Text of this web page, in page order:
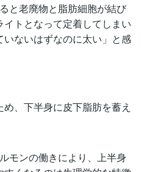
と老廃物と脂肪細胞が結び
トとなって定着してしまい
ないはずなのに太い」と感
、下半身に皮下脂肪を蓄え
モンの働きにより、上半身